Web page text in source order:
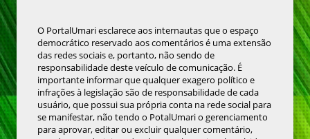
O PortalUmari esclarece aos internautas que o espaço
democrático reservado aos comentários é uma extensão
das redes sociais e, portanto, não sendo de
responsabilidade deste veículo de comunicação. É
importante informar que qualquer exagero político e
infrações à legislação são de responsabilidade de cada
usuário, que possui sua própria conta na rede social para
se manifestar, não tendo o PotalUmari o gerenciamento
para aprovar, editar ou excluir qualquer comentário,